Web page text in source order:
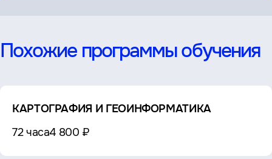
Похожие программы обучения
КАРТОГРАФИЯ И ГЕОИНФОРМАТИКА
72 часа4 800 ₽